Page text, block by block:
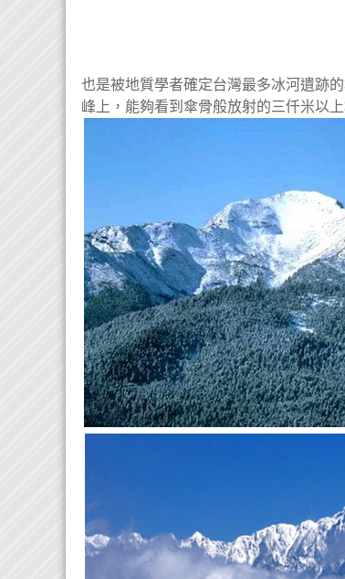
也是被地質學者確定台灣最多冰河遺跡
峰上，能夠看到傘骨般放射的三仟米以